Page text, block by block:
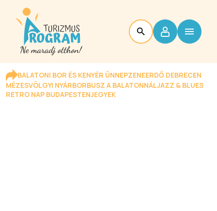
BALATONI BOR ÉS KENYÉR ÜNNEPZENEERDŐ DEBRECEN
MÉZESVÖLGYI NYÁRBORBUSZ A BALATONNÁLJAZZ & BLUES
RETRO NAP BUDAPESTENJEGYEK